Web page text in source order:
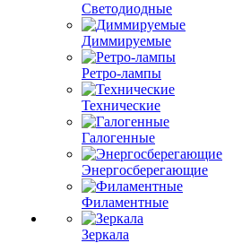
Светодиодные
Диммируемые
Ретро-лампы
Технические
Галогенные
Энергосберегающие
Филаментные
Зеркала